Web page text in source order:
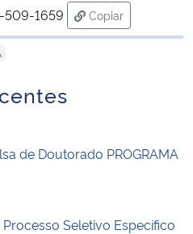
1659
Copiar
para área de
de Doutorado PROGRAMA
Seletivo Específico